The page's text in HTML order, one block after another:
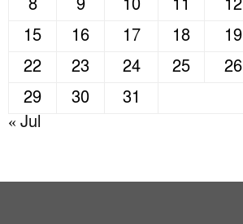
8
9 10 11 12
15
16 17 18 19
22
23 24 25 26
29
30
31
« Jul